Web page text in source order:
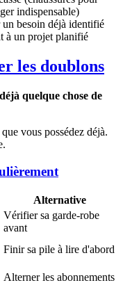
indispensable)
besoin déjà identifié
à un projet planifié
les doublons
quelque chose de
vous possédez déjà.
Alternative
Vérifier sa garde-robe
avant
Finir sa pile à lire d'abord
Alterner les abonnements